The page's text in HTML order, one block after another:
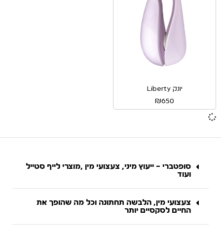
יונק Liberty
₪650
סופטברי – ייעוץ מיני, צעצועי מין ,מוצרי לייף סטייל
ועוד
צעצועי מין, הלבשה תחתונה וכל מה שהופך את
החיים לסקסיים יותר